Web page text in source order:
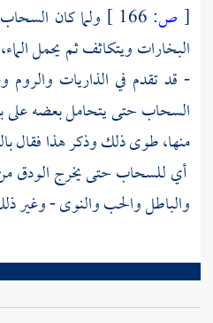
[ ص:
ولما كان
البخارات ويتكاثف ثم يحمل
- قد تقدم في الذاريات
السحاب حتى يتحامل بعضه
منها، طوى ذلك وذكر هذا فقال
أي للسحاب حتى يخرج الودق
والباطل والحب والنوى - وغير